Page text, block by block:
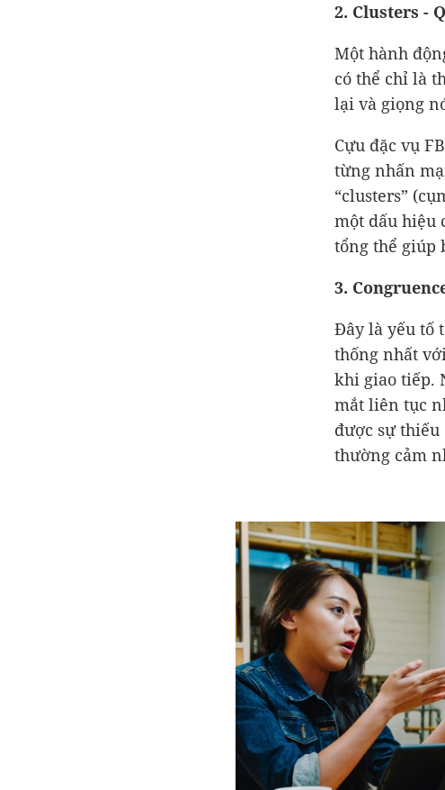
2. Clusters -
Một hành
có thể chỉ là
lại và giọng
Cựu đặc vụ
từng nhấn
“clusters”
một dấu hiệu
tổng thể giúp
3.
Đây là yếu tố
thống nhất
khi giao tiếp.
mắt liên tục
được sự
thường cảm